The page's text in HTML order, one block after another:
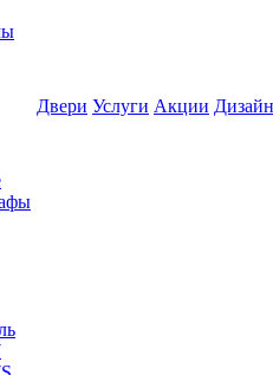
Двери Услуги Акции